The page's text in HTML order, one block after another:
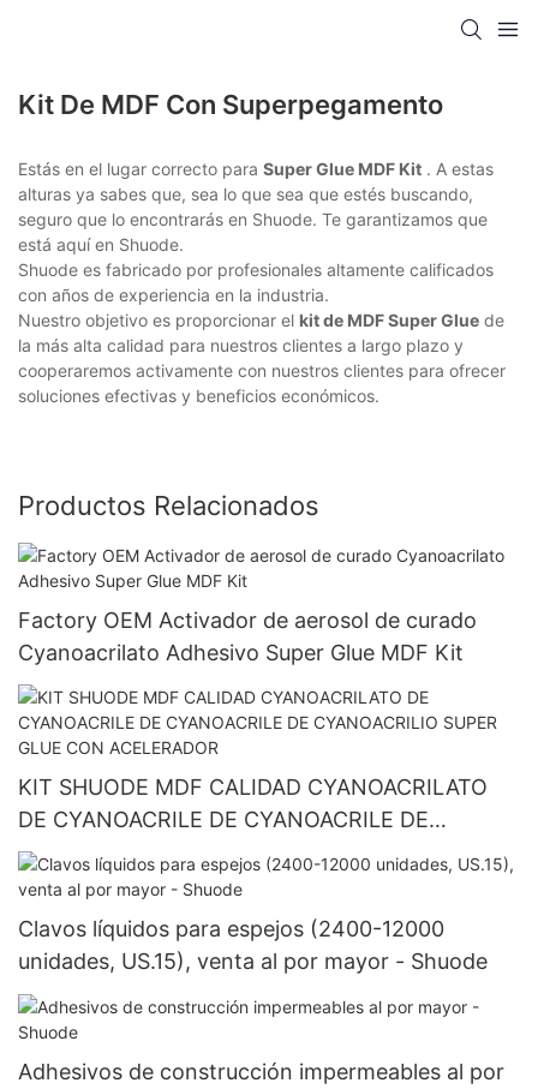
Kit De MDF Con Superpegamento
Estás en el lugar correcto para Super Glue MDF Kit . A estas
alturas ya sabes que, sea lo que sea que estés buscando,
seguro que lo encontrarás en Shuode. Te garantizamos que
está aquí en Shuode.
Shuode es fabricado por profesionales altamente calificados
con años de experiencia en la industria.
Nuestro objetivo es proporcionar el kit de MDF Super Glue de
la más alta calidad para nuestros clientes a largo plazo y
cooperaremos activamente con nuestros clientes para ofrecer
soluciones efectivas y beneficios económicos.
Productos Relacionados
Factory OEM Activador de aerosol de curado
Cyanoacrilato Adhesivo Super Glue MDF Kit
KIT SHUODE MDF CALIDAD CYANOACRILATO
DE CYANOACRILE DE CYANOACRILE DE
CYANOACRILIO SUPER GLUE CON ACELERADOR
Clavos líquidos para espejos (2400-12000
unidades, US.15), venta al por mayor - Shuode
Adhesivos de construcción impermeables al por